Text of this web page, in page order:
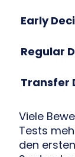
Early
Regular
Transfer
Viele
Tests
den